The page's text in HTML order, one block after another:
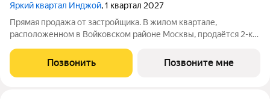
Яркий квартал Инджой, 1 квартал 2027
Прямая продажа от застройщика. В жилом квартале,
расположенном в Войковском районе Москвы, продаётся 2-к
расположена на 2 этаже 32-этажного дома, корпус 1, в жилом
квартале бизнес-класса Инджой.
Позвонить Позвоните мне